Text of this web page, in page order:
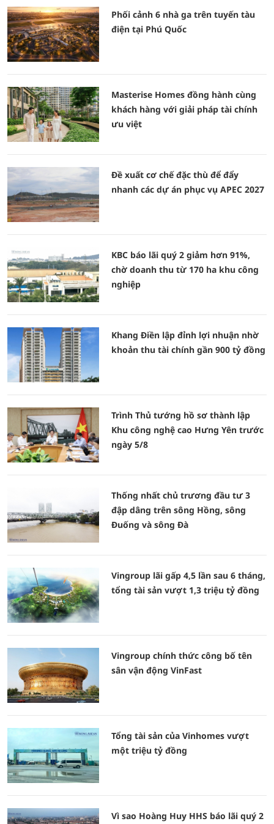
Phối cảnh 6 nhà ga trên tuyến tàu
điện tại Phú Quốc
Masterise Homes đồng hành cùng
khách hàng với giải pháp tài chính
ưu việt
Đề xuất cơ chế đặc thù để đẩy
nhanh các dự án phục vụ APEC 2027
KBC báo lãi quý 2 giảm hơn 91%,
chờ doanh thu từ 170 ha khu công
nghiệp
Khang Điền lập đỉnh lợi nhuận nhờ
khoản thu tài chính gần 900 tỷ đồng
Trình Thủ tướng hồ sơ thành lập
Khu công nghệ cao Hưng Yên trước
ngày 5/8
Thống nhất chủ trương đầu tư 3
đập dâng trên sông Hồng, sông
Đuống và sông Đà
Vingroup lãi gấp 4,5 lần sau 6 tháng,
tổng tài sản vượt 1,3 triệu tỷ đồng
Vingroup chính thức công bố tên
sân vận động VinFast
Tổng tài sản của Vinhomes vượt
một triệu tỷ đồng
Vì sao Hoàng Huy HHS báo lãi quý 2